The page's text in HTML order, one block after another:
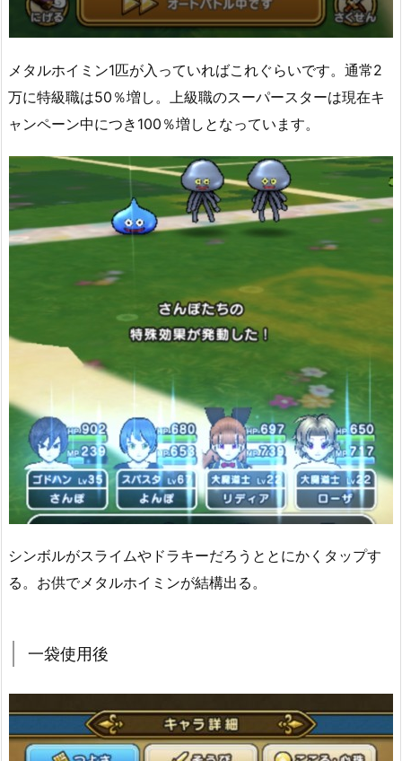
メタルホイミン1匹が入っていればこれぐらいです。通常2
万に特級職は50％増し。上級職のスーパースターは現在キ
ャンペーン中につき100％増しとなっています。
シンボルがスライムやドラキーだろうととにかくタップす
る。お供でメタルホイミンが結構出る。
一袋使用後